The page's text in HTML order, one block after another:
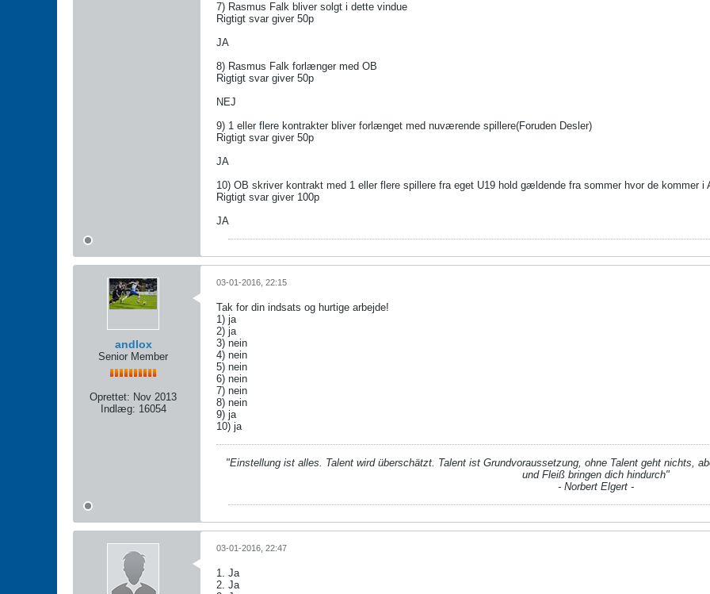
7) Rasmus Falk bliver solgt i dette vindue
Rigtigt svar giver 50p
JA
8) Rasmus Falk forlænger med OB
Rigtigt svar giver 50p
NEJ
9) 1 eller flere kontrakter bliver forlænget med nuværende spillere(Foruden Desler)
Rigtigt svar giver 50p
JA
10) OB skriver kontrakt med 1 eller flere spillere fra eget U19 hold gældende fra sommer hvor de kommer i
Rigtigt svar giver 100p
JA
andlox
Senior Member
Oprettet: Nov 2013
Indlæg: 16054
03-01-2016, 22:15
Tak for din indsats og hurtige arbejde!
1) ja
2) ja
3) nein
4) nein
5) nein
6) nein
7) nein
8) nein
9) ja
10) ja
"Einstellung ist alles. Talent wird überschätzt. Talent ist Grundvoraussetzung, ohne Talent geht nichts,
und Fleiß bringen dich hindurch"
- Norbert Elgert -
03-01-2016, 22:47
1. Ja
2. Ja